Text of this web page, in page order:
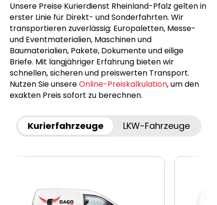
Unsere Preise Kurierdienst Rheinland-Pfalz gelten in
erster Linie für Direkt- und Sonderfahrten. Wir
transportieren zuverlässig: Europaletten, Messe-
und Eventmaterialien, Maschinen und
Baumaterialien, Pakete, Dokumente und eilige
Briefe. Mit langjähriger Erfahrung bieten wir
schnellen, sicheren und preiswerten Transport.
Nutzen Sie unsereOnline-Preiskalkulation, um den
exakten Preis sofort zu berechnen.
Kurierfahrzeuge LKW-Fahrzeuge